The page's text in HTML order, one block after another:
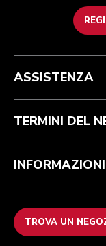
Health Check
Traccia il tuo ordine
Garanzia e
FAQ
Termini e condizioni
Resi e rimborsi
Imprint
ODR
Per il marchio
Trova un negozio
ASSISTENZA
TERMINI DEL
TROVA UN